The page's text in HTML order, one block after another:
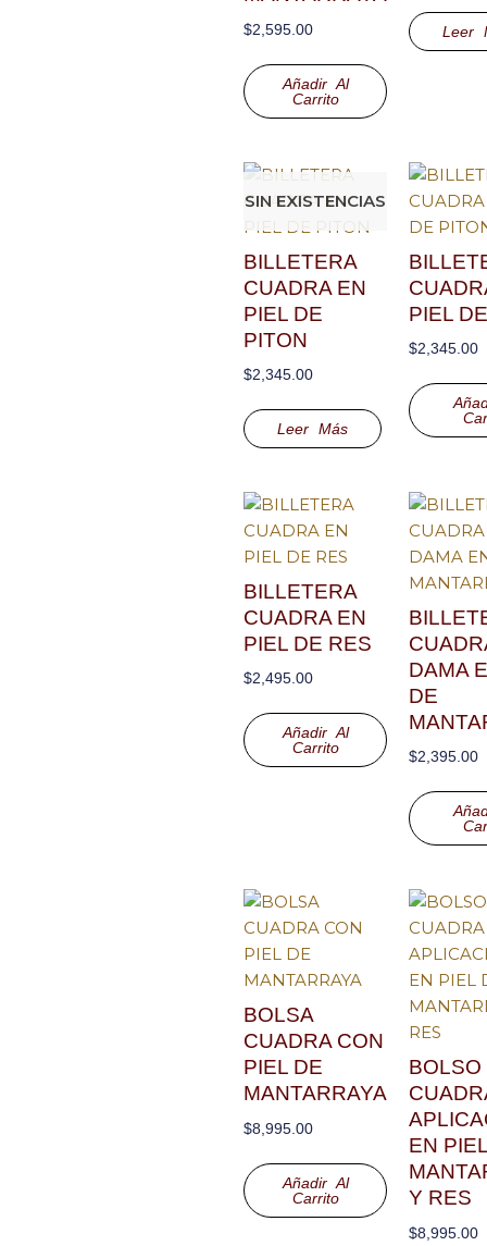
$2,595.00
Añadir Al
Carrito
Leer
SIN EXISTENCIAS
BILLETERA
CUADRA EN
PIEL DE
PITON
$2,345.00
Leer Más
PIEL
$2,345.00
BILLETERA
CUADRA EN
PIEL DE RES
$2,495.00
Añadir Al
Carrito
DAMA
DE
$2,395.00
BOLSA
CUADRA CON
PIEL DE
MANTARRAYA
$8,995.00
Añadir Al
Carrito
BOLSO
EN
Y RES
$8,995.00